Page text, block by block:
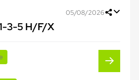
05/08/2026
3-5 H/F/X